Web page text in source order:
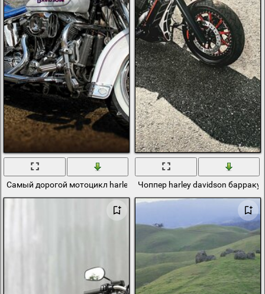
Самый дорогой мотоцикл harley-davidsonЧоппер harley davidson